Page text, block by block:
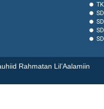
Rahmatan Lil’Aalamiin